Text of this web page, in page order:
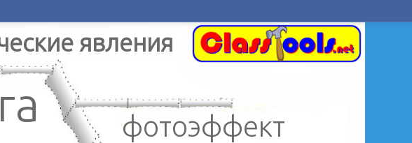
явления
фотоэффект